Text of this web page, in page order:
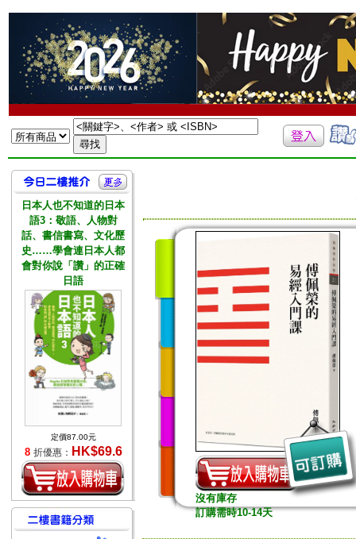
日本人也不知道的日本
語3：敬語、人物對
話、書信書寫、文化歷
史……學會連日本人都
會對你說「讚」的正確
日語
定價87.00元
8 折優惠： HK$69.6
沒有庫存
訂購需時10-14天